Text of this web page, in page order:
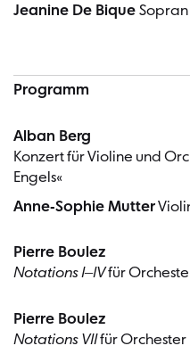
Jeanine De Bique Sopran
Programm
Alban Berg
Konzert für Violine und
Engels«
Anne-Sophie Mutter
Pierre Boulez
Notations I‒IVfür
Pierre Boulez
Notations VIIfür Orchester